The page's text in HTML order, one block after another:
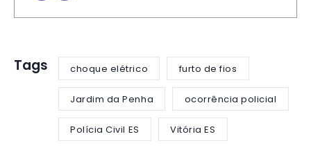
Tags choque elétrico furto de fios
Jardim da Penha ocorrência policial
Polícia Civil ES Vitória ES